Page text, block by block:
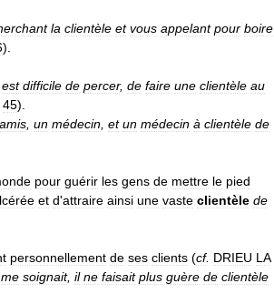
la clientèle et vous appelant pour boire
).
est difficile de percer, de faire une clientèle au
45).
amis un médecin et un médecin à clientèle de
pour guérir les gens de mettre le pied
et d'attraire ainsi une vaste clientèle de
personnellement de ses clients (cf. DRIEU LA
me soignait, il ne faisait plus guère de clientèle